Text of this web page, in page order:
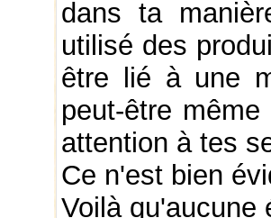
dans ta
utilisé des
être lié à une
peut-être
attention à tes
Ce n'est bien
Voilà qu'aucune